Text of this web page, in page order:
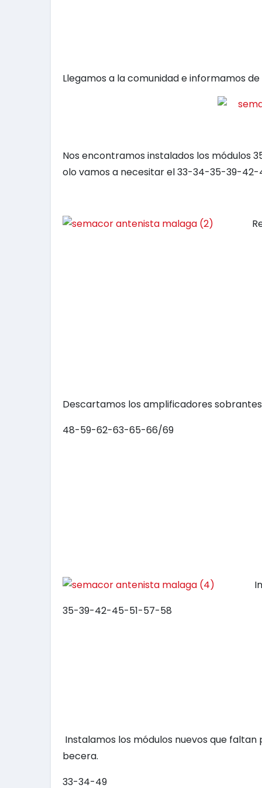
Llegamos a la comunidad e informamos
Nos encontramos instalados los
olo vamos a necesitar el 33-34-35-39-
Descartamos los amplificadores
48-59-62-63-65-66/69
35-39-42-45-51-57-58
Instalamos los módulos nuevos que
becera.
33-34-49